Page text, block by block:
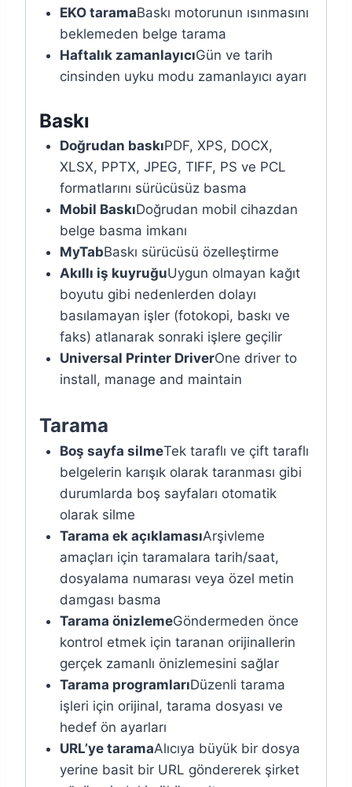
EKO taramaBaskı motorunun ısınmasını
beklemeden belge tarama
Haftalık zamanlayıcıGün ve tarih
cinsinden uyku modu zamanlayıcı ayarı
Baskı
Doğrudan baskıPDF, XPS, DOCX,
XLSX, PPTX, JPEG, TIFF, PS ve PCL
formatlarını sürücüsüz basma
Mobil BaskıDoğrudan mobil cihazdan
belge basma imkanı
MyTabBaskı sürücüsü özelleştirme
Akıllı iş kuyruğuUygun olmayan kağıt
boyutu gibi nedenlerden dolayı
basılamayan işler (fotokopi, baskı ve
faks) atlanarak sonraki işlere geçilir
Universal Printer DriverOne driver to
install, manage and maintain
Tarama
Boş sayfa silmeTek taraflı ve çift taraflı
belgelerin karışık olarak taranması gibi
durumlarda boş sayfaları otomatik
olarak silme
Tarama ek açıklamasıArşivleme
amaçları için taramalara tarih/saat,
dosyalama numarası veya özel metin
damgası basma
Tarama önizlemeGöndermeden önce
kontrol etmek için taranan orijinallerin
gerçek zamanlı önizlemesini sağlar
Tarama programlarıDüzenli tarama
işleri için orijinal, tarama dosyası ve
hedef ön ayarları
URL’ye taramaAlıcıya büyük bir dosya
yerine basit bir URL göndererek şirket